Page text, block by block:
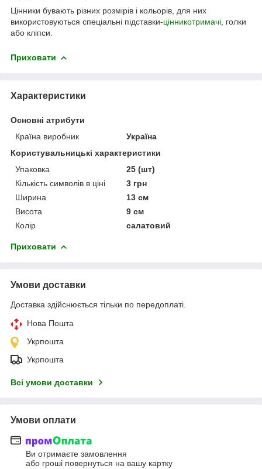
Цінники бувають різних розмірів і кольорів, для них
використовуються спеціальні підставки-цінникотримачі , голки
або кліпси.
Приховати
Характеристики
Основні атрибути
Країна виробник
Україна
Користувальницькі характеристики
Упаковка
25 (шт)
Кількість символів в ціні
3 грн
Ширина
13 см
Висота
9 см
Колір
салатовий
Приховати
Умови доставки
Доставка здійснюється тільки по передоплаті.
Нова Пошта
Укрпошта
Укрпошта
Всі умови доставки
Умови оплати
Ви отримаєте замовлення
або гроші повернуться на вашу картку